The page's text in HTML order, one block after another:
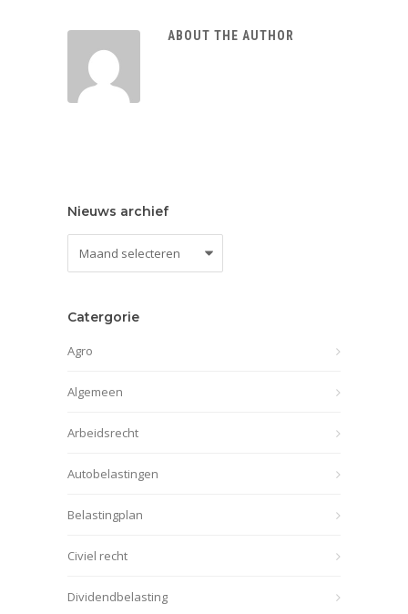
ABOUT THE AUTHOR
Nieuws archief
Catergorie
Agro
Algemeen
Arbeidsrecht
Autobelastingen
Belastingplan
Civiel recht
Dividendbelasting